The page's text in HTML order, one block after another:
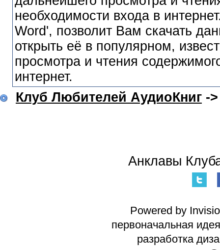
необходимости входа в
Word', позволит Вам скачать
открыть её в популярном,
просмотра и чтения
интернет.
Клуб Любителей АудиоКниг -
Анклавы
Powered by
первоначальная
разработка